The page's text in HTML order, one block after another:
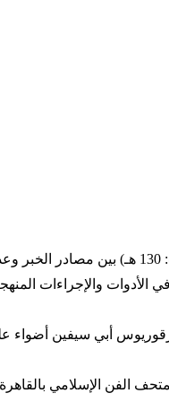
والإجراءات
مرقوريوس أبي سيفين
لأول مرة - د. أحمد سامي بدوي زيد - د. محمد